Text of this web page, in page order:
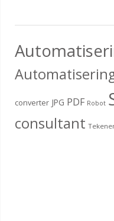
converter JPG PDF Robot
consultant